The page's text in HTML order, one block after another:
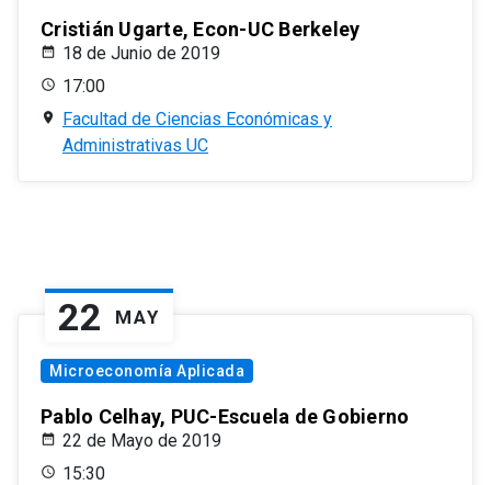
Cristián Ugarte, Econ-UC Berkeley
18 de Junio de 2019
17:00
Facultad de Ciencias Económicas y
Administrativas UC
22 MAY
Microeconomía Aplicada
Pablo Celhay, PUC-Escuela de Gobierno
22 de Mayo de 2019
15:30